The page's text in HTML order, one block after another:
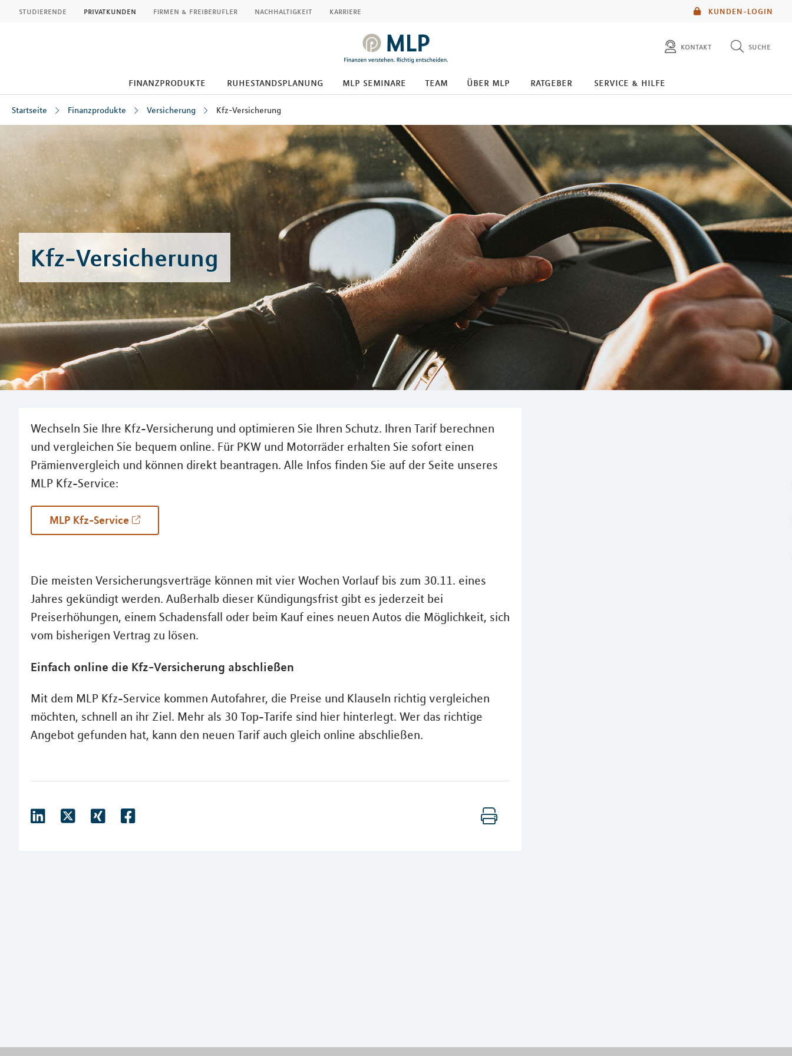
KUNDEN-LOGIN
studierende privatkunden firmen & freiberufler nachhaltigkeit karriere
kontakt suche
diese website durchsuchen
finanzprodukte ruhestandsplanung mlp seminare team über mlp ratgeber service & hilfe
Startseite Finanzprodukte Versicherung Kfz-Versicherung
Kfz-Versicherung
Wechseln Sie Ihre Kfz-Versicherung und optimieren Sie Ihren Schutz. Ihren Tarif berechnen
und vergleichen Sie bequem online. Für PKW und Motorräder erhalten Sie sofort einen
Prämienvergleich und können direkt beantragen. Alle Infos finden Sie auf der Seite unseres
MLP Kfz-Service:
MLP Kfz-Service
Die meisten Versicherungsverträge können mit vier Wochen Vorlauf bis zum 30.11. eines
Jahres gekündigt werden. Außerhalb dieser Kündigungsfrist gibt es jederzeit bei
Preiserhöhungen, einem Schadensfall oder beim Kauf eines neuen Autos die Möglichkeit, sich
vom bisherigen Vertrag zu lösen.
Einfach online die Kfz-Versicherung abschließen
Mit dem MLP Kfz-Service kommen Autofahrer, die Preise und Klauseln richtig vergleichen
möchten, schnell an ihr Ziel. Mehr als 30 Top-Tarife sind hier hinterlegt. Wer das richtige
Angebot gefunden hat, kann den neuen Tarif auch gleich online abschließen.